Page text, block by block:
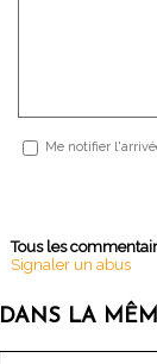
Me notifier
Tous les
Signaler un abus
DANS LA